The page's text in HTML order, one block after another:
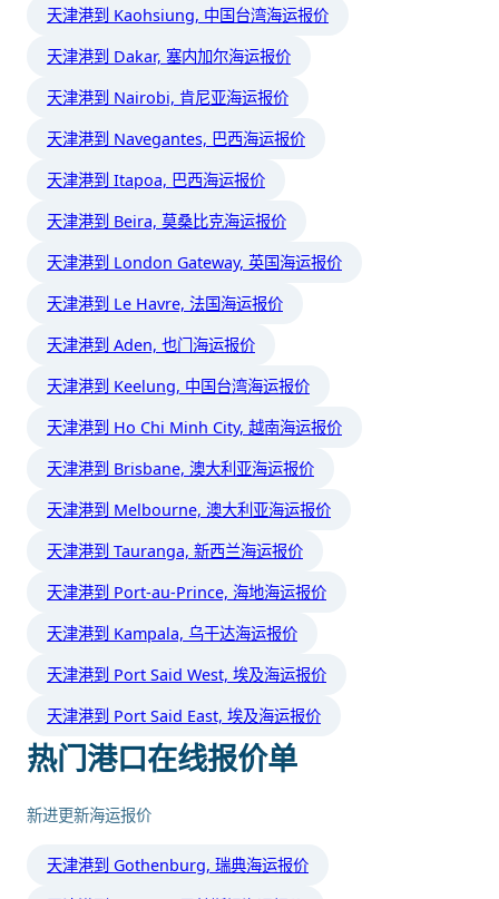
天津港到 Kaohsiung, 中国台湾海运报价
天津港到 Dakar, 塞内加尔海运报价
天津港到 Nairobi, 肯尼亚海运报价
天津港到 Navegantes, 巴西海运报价
天津港到 Itapoa, 巴西海运报价
天津港到 Beira, 莫桑比克海运报价
天津港到 London Gateway, 英国海运报价
天津港到 Le Havre, 法国海运报价
天津港到 Aden, 也门海运报价
天津港到 Keelung, 中国台湾海运报价
天津港到 Ho Chi Minh City, 越南海运报价
天津港到 Brisbane, 澳大利亚海运报价
天津港到 Melbourne, 澳大利亚海运报价
天津港到 Tauranga, 新西兰海运报价
天津港到 Port-au-Prince, 海地海运报价
天津港到 Kampala, 乌干达海运报价
天津港到 Port Said West, 埃及海运报价
天津港到 Port Said East, 埃及海运报价
热门港口在线报价单
新进更新海运报价
天津港到 Gothenburg, 瑞典海运报价